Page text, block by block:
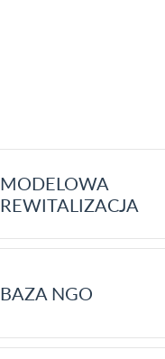
MODELOWA
REWITALIZACJA
BAZA NGO